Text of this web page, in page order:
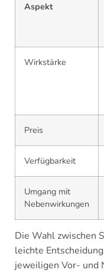
Aspekt
Wirkstärke
Preis
Verfügbarkeit
Umgang mit
Nebenwirkungen
Die Wahl zwischen
leichte
jeweiligen Vor- und